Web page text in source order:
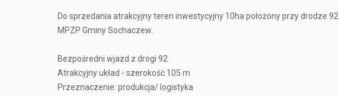
Do sprzedania atrakcyjny teren inwestycyjny 10ha położony przy drodze
MPZP Gminy Sochaczew.
Bezpośredni wjazd z drogi 92
Atrakcyjny układ - szerokość 105 m
Przeznaczenie: produkcja/ logistyka